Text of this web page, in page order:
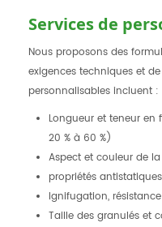
Services de
Nous proposons des
exigences techniques et
personnalisables incluent :
Longueur et teneur
20 % à 60 %)
Aspect et couleur de
propriétés
Ignifugation,
Taille des granulés et